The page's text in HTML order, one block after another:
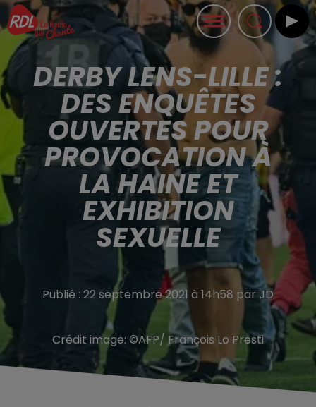
DERBY LENS-LILLE :
DES ENQUÊTES
OUVERTES POUR
PROVOCATION À
LA HAINE ET
EXHIBITION
SEXUELLE
Publié : 22 septembre 2021 à 14h58 par JD
Crédit image: ©AFP/ François Lo Presti